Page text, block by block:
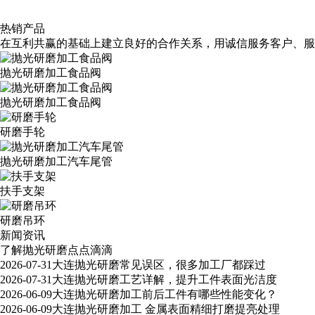
热销产品
在互利共赢的基础上建立良好的合作关系，用诚信服务客户、
抛光研磨加工食品阀
抛光研磨加工食品阀
研磨手轮
抛光研磨加工汽车尾管
扶手支架
研磨吊环
新闻资讯
了解抛光研磨点点滴滴
2026-07-31 大连抛光研磨常见误区，很多加工厂都踩过
2026-07-31 大连抛光研磨工艺详解，提升工件表面光洁度
2026-06-09大连抛光研磨加工前后工件有哪些性能变化？
2026-06-09大连抛光研磨加工 金属表面精细打磨提亮处理